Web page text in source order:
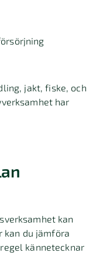
jakt, fiske, och
har
kan
kan du jämföra
kännetecknar